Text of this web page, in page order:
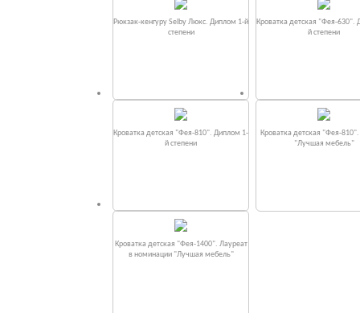
Рюкзак-кенгуру Selby Люкс. Диплом 1-й
степени
Кроватка детская "Фея-630".
й степени
Кроватка детская "Фея-810". Диплом 1-
й степени
Кроватка детская "Фея-
"Лучшая мебель"
Кроватка детская "Фея-1400". Лауреат
в номинации "Лучшая мебель"